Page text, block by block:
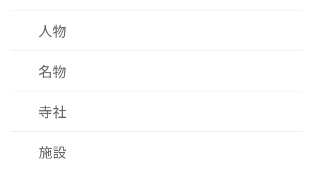
人物
名物
寺社
施設